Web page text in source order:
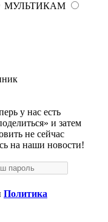
МУЛЬТИКАМ
у нас есть
и затем
не сейчас
на наши новости!
Политика